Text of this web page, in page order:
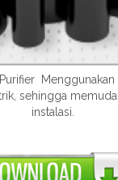
Menggunakan
sehingga
instalasi.